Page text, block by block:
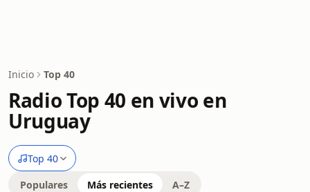
Inicio Top 40
Radio Top 40 en vivo en
Uruguay
Top 40
Populares Más recientes A–Z